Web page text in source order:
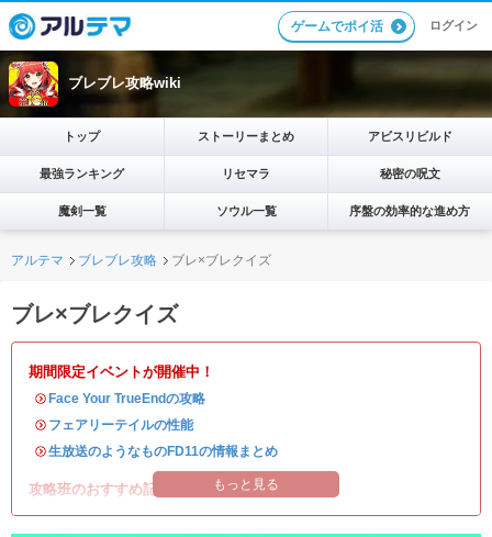
ゲームでポイ活 ログイン
ブレブレ攻略wiki
トップ ストーリーまとめ アビスリビルド
最強ランキング リセマラ 秘密の呪文
魔剣一覧 ソウル一覧 序盤の効率的な進め方
アルテマ ブレブレ攻略 ブレ×ブレクイズ
ブレ×ブレクイズ
期間限定イベントが開催中！
・Face Your TrueEndの攻略
・ フェアリーテイルの性能
・生放送のようなものFD11の情報まとめ
攻略班のおすすめ記事はこちら！もっと見る